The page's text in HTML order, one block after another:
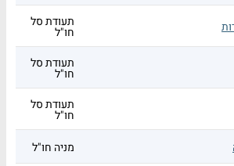
תעודת סל
חו"ל
תעודת סל
חו"ל
תעודת סל
חו"ל
מניה חו"ל